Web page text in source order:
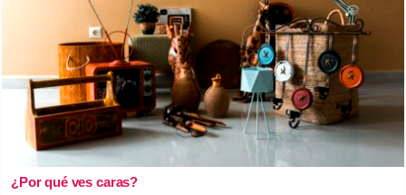
¿Por qué ves caras?